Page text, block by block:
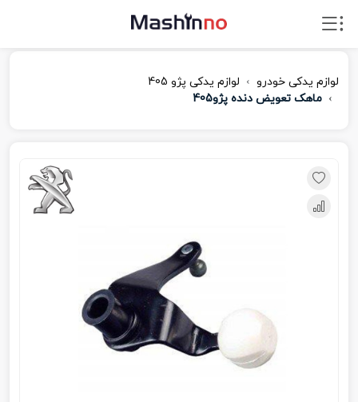
لوازم یدکی خودرو
لوازم یدکی پژو 405
ماهک تعویض دنده پژو405